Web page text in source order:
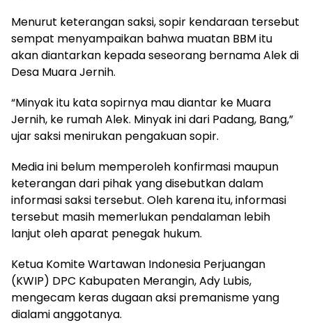
Menurut keterangan saksi, sopir kendaraan tersebut
sempat menyampaikan bahwa muatan BBM itu
akan diantarkan kepada seseorang bernama Alek di
Desa Muara Jernih.
“Minyak itu kata sopirnya mau diantar ke Muara
Jernih, ke rumah Alek. Minyak ini dari Padang, Bang,”
ujar saksi menirukan pengakuan sopir.
Media ini belum memperoleh konfirmasi maupun
keterangan dari pihak yang disebutkan dalam
informasi saksi tersebut. Oleh karena itu, informasi
tersebut masih memerlukan pendalaman lebih
lanjut oleh aparat penegak hukum.
Ketua Komite Wartawan Indonesia Perjuangan
(KWIP) DPC Kabupaten Merangin, Ady Lubis,
mengecam keras dugaan aksi premanisme yang
dialami anggotanya.